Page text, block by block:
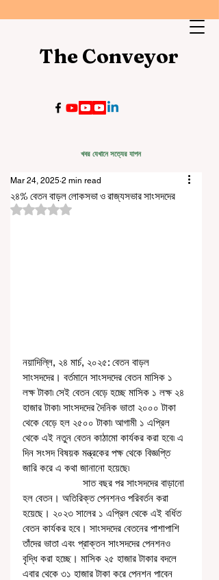
The Conveyor
খবর যেখানে সত্যের যাপন
২৪% বেতন বাড়ল লোকসভা ও রাজ্যসভার সাংসদদের
Mar 24, 2025 2 min read
Rated NaN out of 5 stars.
নয়াদিল্লি, ২৪ মার্চ, ২০২৫: বেতন বাড়ল
সাংসদদের। বর্তমানে সাংসদদের বেতন মাসিক ১
লক্ষ টাকা৷ সেই বেতন বেড়ে হচ্ছে মাসিক ১ লক্ষ ২৪
হাজার টাকা৷ সাংসদদের দৈনিক ভাতা ২০০০ টাকা
থেকে বেড়ে হল ২৫০০ টাকা৷ আগামী ১ এপ্রিল
থেকে এই নতুন বেতন কাঠামো কার্যকর করা হবে৷ এ
দিন সংসদ বিষয়ক মন্ত্রকের পক্ষ থেকে বিজ্ঞপ্তি
জারি করে এ কথা জানানো হয়েছে৷
হল বেতন। অতিরিক্ত পেনশনও পরিবর্তন করা
হয়েছে। ২০২৩ সালের ১ এপ্রিল থেকে এই বর্ধিত
বেতন কার্যকর হবে। সাংসদদের বেতনের পাশাপাশি
তাঁদের ভাতা এবং প্রাক্তন সাংসদদের পেনশনও
বৃদ্ধি করা হচ্ছে। মাসিক ২৫ হাজার টাকার বদলে
এবার থেকে ৩১ হাজার টাকা করে পেনশন পাবেন